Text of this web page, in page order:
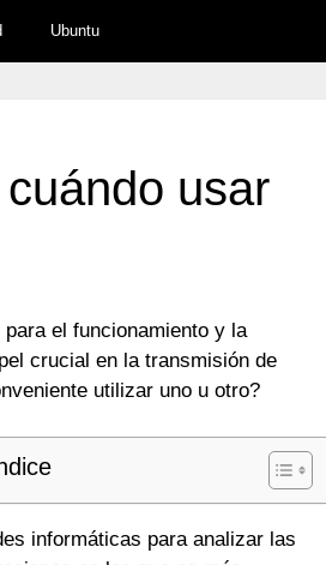
Ubuntu
usar
el funcionamiento y la
crucial en la transmisión de
utilizar uno u otro?
informáticas para analizar las